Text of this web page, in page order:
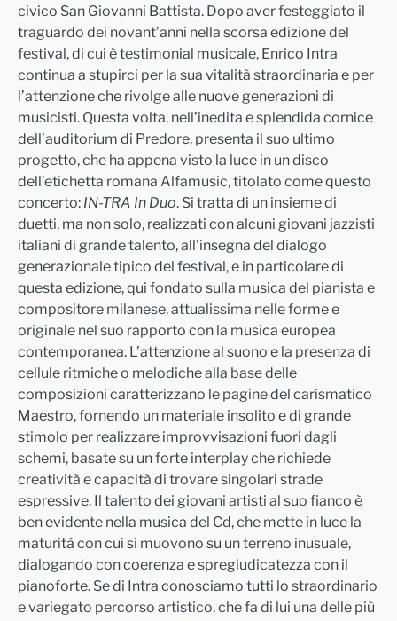
civico San Giovanni Battista. Dopo aver festeggiato il
traguardo dei novant’anni nella scorsa edizione del
festival, di cui è testimonial musicale, Enrico Intra
continua a stupirci per la sua vitalità straordinaria e per
l’attenzione che rivolge alle nuove generazioni di
musicisti. Questa volta, nell’inedita e splendida cornice
dell’auditorium di Predore, presenta il suo ultimo
progetto, che ha appena visto la luce in un disco
dell’etichetta romana Alfamusic, titolato come questo
concerto: IN-TRA In Duo. Si tratta di un insieme di
duetti, ma non solo, realizzati con alcuni giovani jazzisti
italiani di grande talento, all’insegna del dialogo
generazionale tipico del festival, e in particolare di
questa edizione, qui fondato sulla musica del pianista e
compositore milanese, attualissima nelle forme e
originale nel suo rapporto con la musica europea
contemporanea. L’attenzione al suono e la presenza di
cellule ritmiche o melodiche alla base delle
composizioni caratterizzano le pagine del carismatico
Maestro, fornendo un materiale insolito e di grande
stimolo per realizzare improvvisazioni fuori dagli
schemi, basate su un forte interplay che richiede
creatività e capacità di trovare singolari strade
espressive. Il talento dei giovani artisti al suo fianco è
ben evidente nella musica del Cd, che mette in luce la
maturità con cui si muovono su un terreno inusuale,
dialogando concoerenza e spregiudicatezza con il
pianoforte. Se di Intra conosciamo tutti lo straordinario
e variegato percorso artistico, che fa di lui una delle più